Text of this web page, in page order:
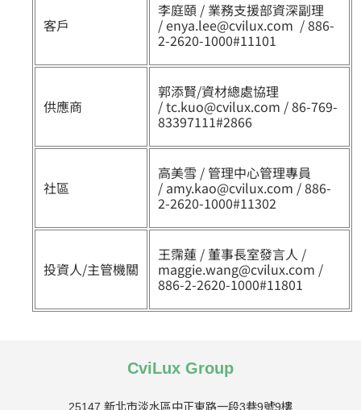
客戶
李庭頤 / 業務支援部資深副理
/ enya.lee@cvilux.com / 886-
2-2620-1000#11101
供應商
郭添賢/資材總處協理
/ tc.kuo@cvilux.com / 86-769-
83397111#2866
社區
高美雪 / 管理中心管理專員
/ amy.kao@cvilux.com / 886-
2-2620-1000#11302
投資人/主管機關
王霈蓮 / 董事長室發言人 /
maggie.wang@cvilux.com /
886-2-2620-1000#11801
CviLux Group
25147 新北市淡水區中正東路一段3巷9號9樓